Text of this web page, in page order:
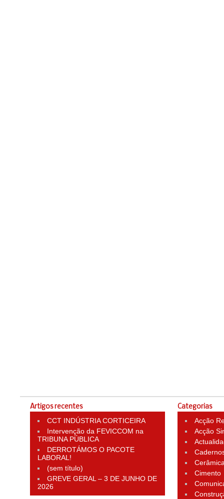
Artigos recentes
CCT INDÚSTRIA CORTICEIRA
Intervenção da FEVICCOM na
TRIBUNA PÚBLICA
DERROTÁMOS O PACOTE
LABORAL!
(sem título)
GREVE GERAL – 3 DE JUNHO DE
2026
Categorias
Acção
Acção
Cimento